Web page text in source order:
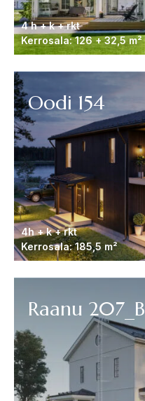
4 h + k + rkt
Kerrosala: 126 + 32,5 m²
4h + k + rkt
Kerrosala: 185,5 m²
Oodi 154
Raanu 207_B